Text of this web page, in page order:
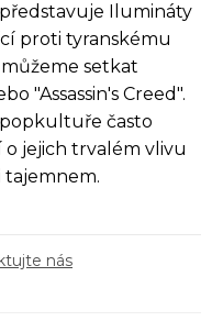
Ilumináty
proti tyranskému
můžeme setkat
"Assassin's Creed".
často
o jejich trvalém vlivu
tajemnem.
nás